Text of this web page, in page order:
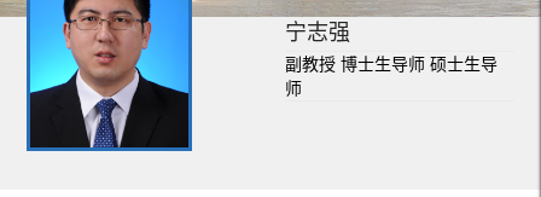
宁志强
副教授 博士生导师 硕士生导
师